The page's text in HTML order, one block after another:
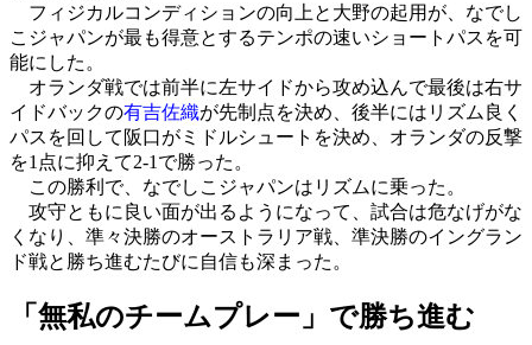
フィジカルコンディションの向上と大野の起用が、なでし
こジャパンが最も得意とするテンポの速いショートパスを可
能にした。
オランダ戦では前半に左サイドから攻め込んで最後は右サ
イドバックの有吉佐織が先制点を決め、後半にはリズム良く
パスを回して阪口がミドルシュートを決め、オランダの反撃
を1点に抑えて2-1で勝った。
この勝利で、なでしこジャパンはリズムに乗った。
攻守ともに良い面が出るようになって、試合は危なげがな
くなり、準々決勝のオーストラリア戦、準決勝のイングラン
ド戦と勝ち進むたびに自信も深まった。
「無私のチームプレー」で勝ち進む